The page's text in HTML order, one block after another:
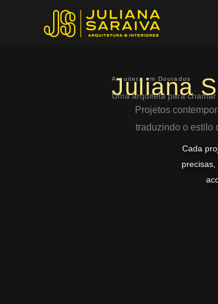
Arquiteta em Dourados
Juliana
Uma arquiteta para
Projetos
traduzindo o estilo
Cada